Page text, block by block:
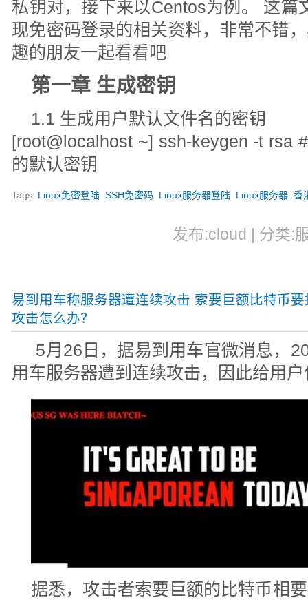
私钥对，接下来以Centos为例。 这篇
现免密码登录的相关资料，非常不错
趣的朋友一起看看吧
第一章 生成密钥
1.1 生成用户默认文件名的密钥
[root@localhost ~] ssh-keygen -t rsa
的默认密钥
Tags: Linux免密登陆 SSH免密码 Linux服务器登陆 Linux服务器 香
发布:cloud | 分类:
易到用车称服务器遭连续攻击 索要巨额比特币
攻击怎么办？
5月26日，据易到用车官微消息，
用车服务器遭到连续攻击，因此给用
据悉，攻击者索要巨额的比特币相